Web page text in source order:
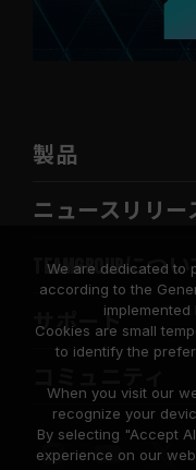
製品
ニュースリリー
TEAMGROUPにつ
サポート
We are dedicated to
according to the
implemented
Cookies are small
to identify the
When you visit our
recognize your
By selecting "Accept
experience on our